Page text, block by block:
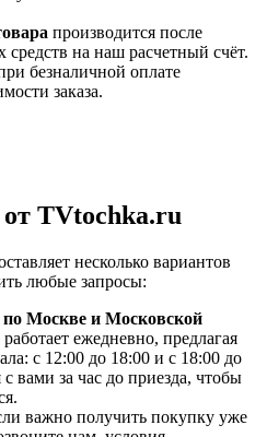
производится после
на наш расчетный счёт.
безналичной оплате
заказа.
от TVtochka.ru
несколько вариантов
любые запросы:
по Москве и Московской
ежедневно, предлагая
с 12:00 до 18:00 и с 18:00 до
вами за час до приезда, чтобы
важно получить покупку уже